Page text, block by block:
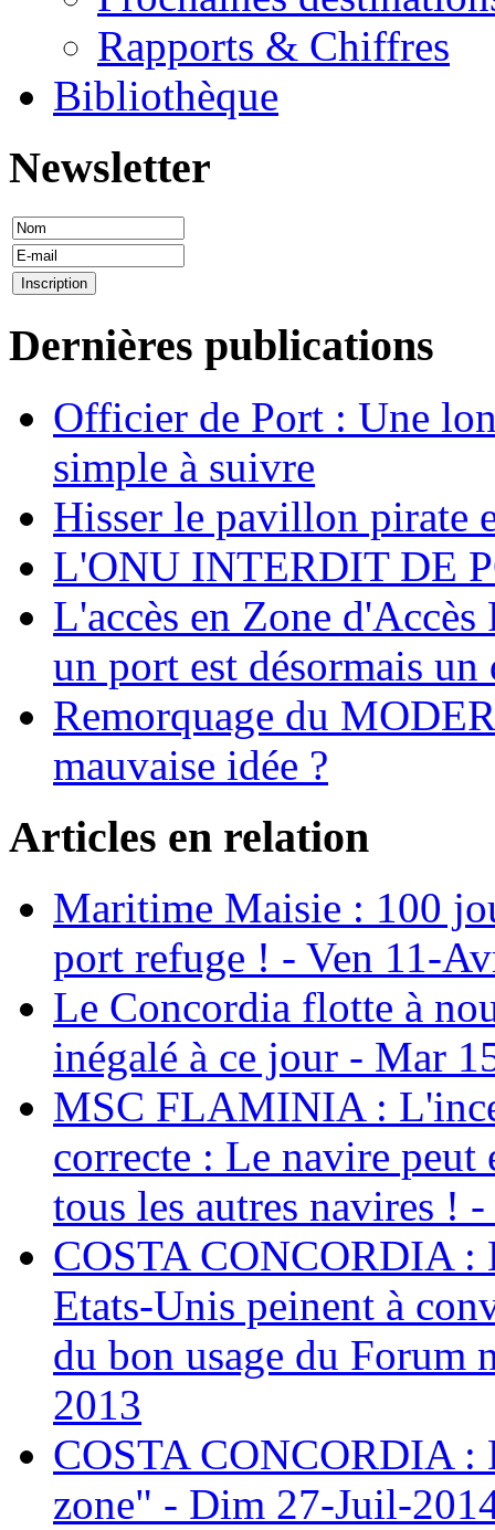
Rapports & Chiffres
Bibliothèque
Newsletter
Dernières publications
Officier de Port : Une
simple à suivre
Hisser le pavillon pirate
L'ONU INTERDIT DE
L'accès en Zone
un port est désormais un
Remorquage du
mauvaise idée ?
Articles en relation
Maritime Maisie : 100
port refuge ! - Ven 11-
Le Concordia flotte à
inégalé à ce jour - Mar
MSC FLAMINIA :
correcte : Le navire peut
tous les autres navires !
COSTA CONCORDIA :
Etats-Unis peinent à
du bon usage du Forum
2013
COSTA CONCORDIA :
zone" - Dim 27-Juil-